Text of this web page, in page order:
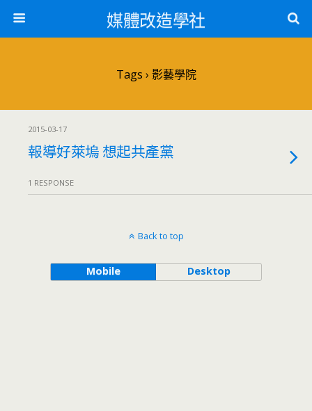
媒體改造學社
Tags › 影藝學院
2015-03-17
報導好萊塢 想起共產黨
1 RESPONSE
Back to top
Mobile Desktop